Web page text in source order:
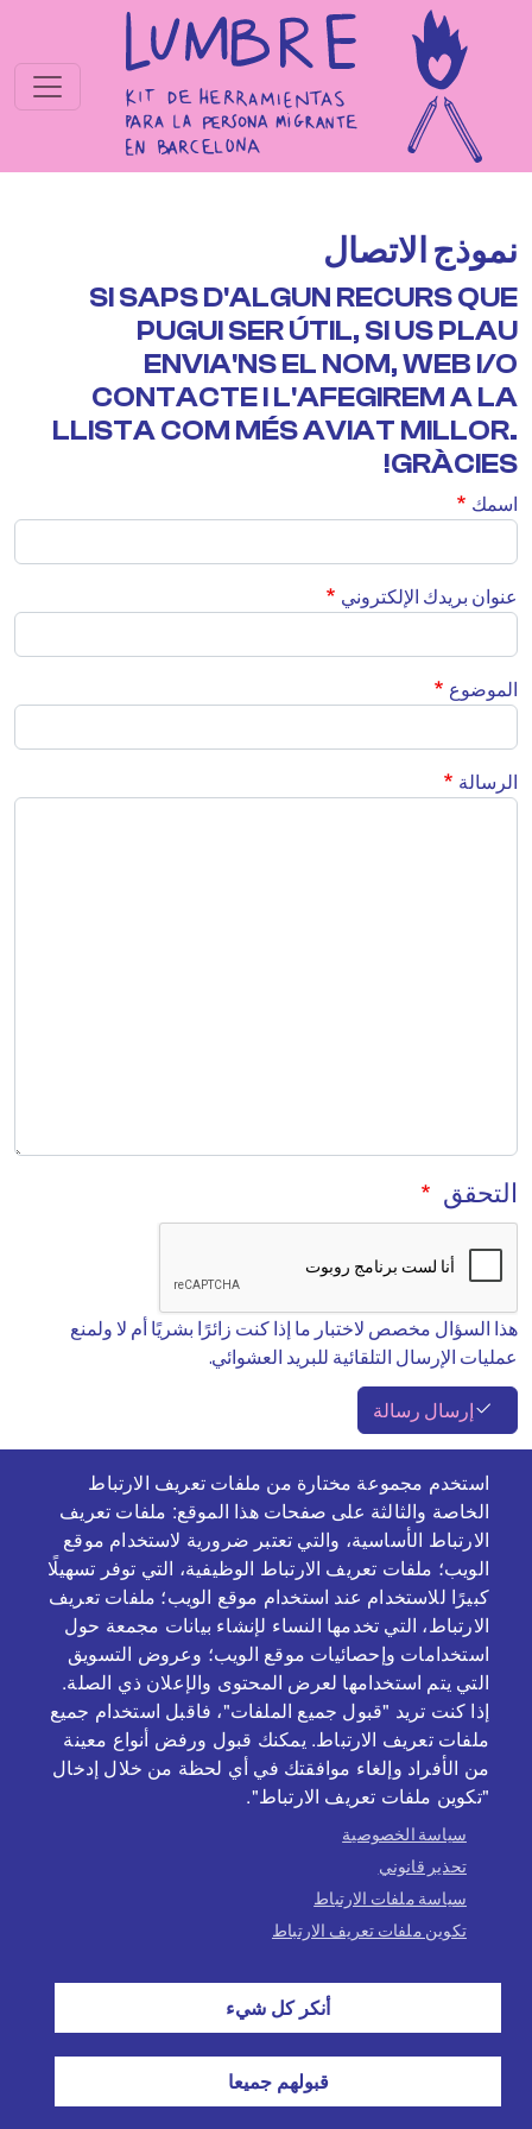
تجاوز إلى المحتوى الرئيسي
نموذج الاتصال
SI SAPS D'ALGUN RECURS QUE
PUGUI SER ÚTIL, SI US PLAU
ENVIA'NS EL NOM, WEB I/O
CONTACTE I L'AFEGIREM A LA
LLISTA COM MÉS AVIAT MILLOR.
GRÀCIES!
اسمك
عنوان بريدك الإلكتروني
الموضوع
الرسالة
التحقق
هذا السؤال مخصص لاختبار ما إذا كنت زائرًا بشريًا أم لا ولمنع
عمليات الإرسال التلقائية للبريد العشوائي.
إرسال رسالة
بالتعاون و بدعم من
PEU
Avís legal
Política de cookies
Política de privacitat
استخدم مجموعة مختارة من ملفات تعريف الارتباط
الخاصة والثالثة على صفحات هذا الموقع: ملفات تعريف
الارتباط الأساسية، والتي تعتبر ضرورية لاستخدام موقع
الويب؛ ملفات تعريف الارتباط الوظيفية، التي توفر تسهيلًا
كبيرًا للاستخدام عند استخدام موقع الويب؛ ملفات تعريف
الارتباط، التي تخدمها النساء لإنشاء بيانات مجمعة حول
استخدامات وإحصائيات موقع الويب؛ وعروض التسويق
التي يتم استخدامها لعرض المحتوى والإعلان ذي الصلة.
إذا كنت تريد "قبول جميع الملفات"، فاقبل استخدام جميع
ملفات تعريف الارتباط. يمكنك قبول ورفض أنواع معينة
من الأفراد وإلغاء موافقتك في أي لحظة من خلال إدخال
"تكوين ملفات تعريف الارتباط".
سياسة الخصوصية
تحذير قانوني
سياسة ملفات الارتباط
تكوين ملفات تعريف الارتباط
أنكر كل شيء
قبولهم جميعا